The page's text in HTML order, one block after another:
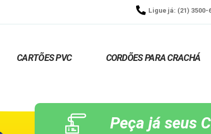
Ligue já: (21) 3500-
CARTÕES PVC CORDÕES PARA CRACHÁ
Peça já seus